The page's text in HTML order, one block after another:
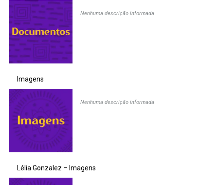
Nenhuma descrição informada
Imagens
Nenhuma descrição informada
Lélia Gonzalez – Imagens